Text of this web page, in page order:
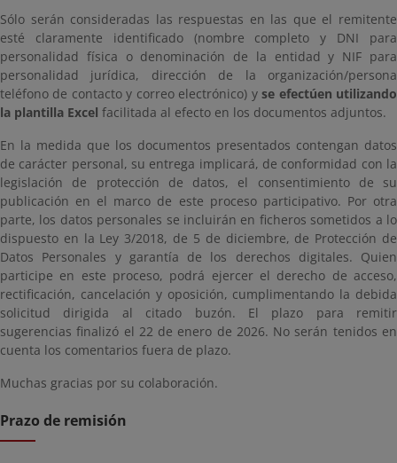
Sólo serán consideradas las respuestas en las que el remitente
esté claramente identificado (nombre completo y DNI para
personalidad física o denominación de la entidad y NIF para
personalidad jurídica, dirección de la organización/persona
teléfono de contacto y correo electrónico) yse efectúen utilizando
la plantilla Excel facilitada al efecto en los documentos adjuntos.
En la medida que los documentos presentados contengan datos
de carácter personal, su entrega implicará, de conformidad con la
legislación de protección de datos, el consentimiento de su
publicación en el marco de este proceso participativo. Por otra
parte, los datos personales se incluirán en ficheros sometidos a lo
dispuesto en la Ley 3/2018, de 5 de diciembre, de Protección de
Datos Personales y garantía de los derechos digitales. Quien
participe en este proceso, podrá ejercer el derecho de acceso,
rectificación, cancelación y oposición, cumplimentando la debida
solicitud dirigida al citado buzón. El plazo para remitir
sugerencias finalizó el 22 de enero de 2026. No serán tenidos en
cuenta los comentarios fuera de plazo.
Muchas gracias por su colaboración.
Prazo de remisión